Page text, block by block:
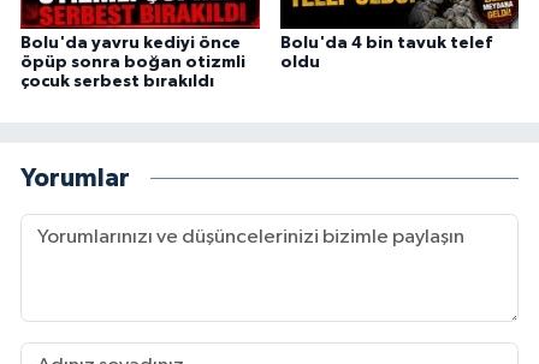
Bolu'da yavru kediyi önce
öpüp sonra boğan otizmli
çocuk serbest bırakıldı
Bolu'da 4 bin tavuk telef
oldu
Yorumlar